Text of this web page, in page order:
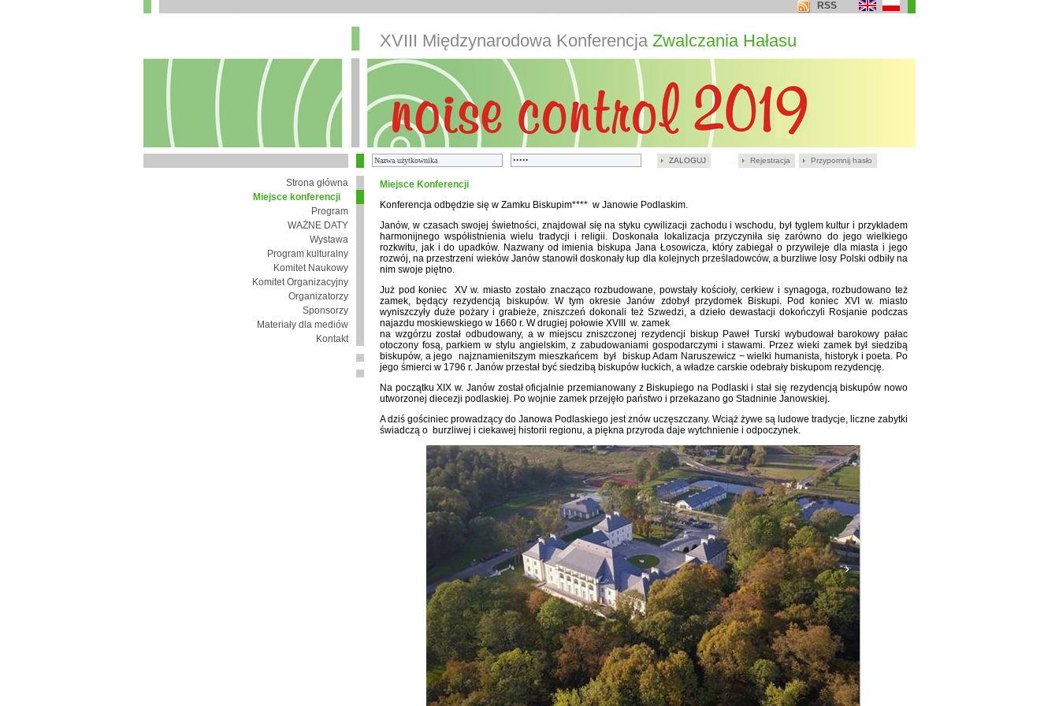
ZALOGUJ Rejestracja Przypomnij hasło
RSS
XVIII Międzynarodowa Konferencja Zwalczania Hałasu
Strona główna
Miejsce konferencji
Program
WAŻNE DATY
Wystawa
Program kulturalny
Komitet Naukowy
Komitet Organizacyjny
Organizatorzy
Sponsorzy
Materiały dla mediów
Kontakt
Miejsce Konferencji
Konferencja odbędzie się w Zamku Biskupim**** w Janowie Podlaskim.
Janów, w czasach swojej świetności, znajdował się na styku cywilizacji zachodu i wschodu, był tyglem kultur i przykładem
harmonijnego współistnienia wielu tradycji i religii. Doskonała lokalizacja przyczyniła się zarówno do jego wielkiego
rozkwitu, jak i do upadków. Nazwany od imienia biskupa Jana Łosowicza, który zabiegał o przywileje dla miasta i jego
rozwój, na przestrzeni wieków Janów stanowił doskonały łup dla kolejnych prześladowców, a burzliwe losy Polski odbiły na
nim swoje piętno.
Już pod koniec XV w. miasto zostało znacząco rozbudowane, powstały kościoły, cerkiew i synagoga, rozbudowano też
zamek, będący rezydencją biskupów. W tym okresie Janów zdobył przydomek Biskupi. Pod koniec XVI w. miasto
wyniszczyły duże pożary i grabieże, zniszczeń dokonali też Szwedzi, a dzieło dewastacji dokończyli Rosjanie podczas
najazdu moskiewskiego w 1660 r. W drugiej połowie XVIII w. zamek
na wzgórzu został odbudowany, a w miejscu zniszczonej rezydencji biskup Paweł Turski wybudował barokowy pałac
otoczony fosą, parkiem w stylu angielskim, z zabudowaniami gospodarczymi i stawami. Przez wieki zamek był siedzibą
biskupów, a jego najznamienitszym mieszkańcem był biskup Adam Naruszewicz − wielki humanista, historyk i poeta. Po
jego śmierci w 1796 r. Janów przestał być siedzibą biskupów łuckich, a władze carskie odebrały biskupom rezydencję.
Na początku XIX w. Janów został oficjalnie przemianowany z Biskupiego na Podlaski i stał się rezydencją biskupów nowo
utworzonej diecezji podlaskiej. Po wojnie zamek przejęło państwo i przekazano go Stadninie Janowskiej.
A dziś gościniec prowadzący do Janowa Podlaskiego jest znów uczęszczany. Wciąż żywe są ludowe tradycje, liczne zabytki
świadczą o burzliwej i ciekawej historii regionu, a piękna przyroda daje wytchnienie i odpoczynek.